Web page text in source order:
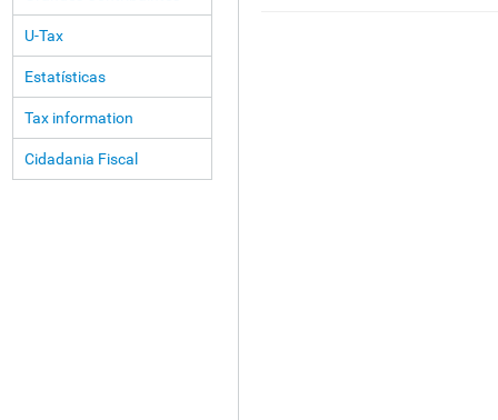
U-Tax
Estatísticas
Tax information
Cidadania Fiscal